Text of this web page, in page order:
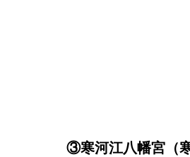
③寒河江八幡宮（